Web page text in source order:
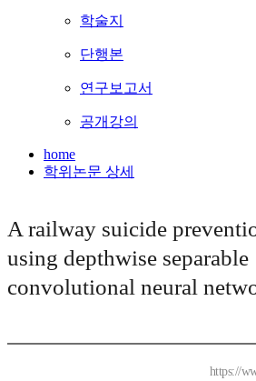
학술지
단행본
연구보고서
공개강의
home
학위논문 상세
A railway suicide
using depthwise separable
convolutional neural
https://